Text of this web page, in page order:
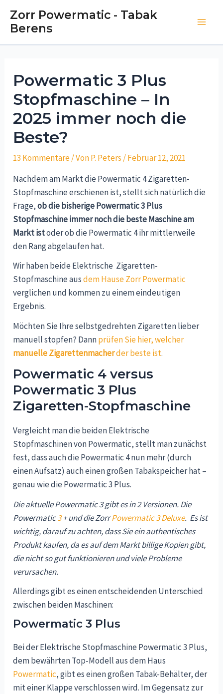
Zorr Powermatic - Tabak
Berens
Powermatic 3 Plus
Stopfmaschine – In
2025 immer noch die
Beste?
13 Kommentare/ VonP. Peters /Februar 12, 2021
Nachdem am Markt die Powermatic 4 Zigaretten-
Stopfmaschine erschienen ist, stellt sich natürlich die
Frage,ob die bisherige Powermatic 3 Plus
Stopfmaschine immer noch die beste Maschine am
Markt istoder ob die Powermatic 4 ihr mittlerweile
den Rang abgelaufen hat.
Wir haben beide Elektrische Zigaretten-
Stopfmaschine ausdem Hause Zorr Powermatic
verglichen und kommen zu einem eindeutigen
Ergebnis.
Möchten Sie Ihre selbstgedrehten Zigaretten lieber
manuell stopfen? Dannprüfen Sie hier, welcher
manuelle Zigarettenmacherder beste ist.
Powermatic 4 versus
Powermatic 3 Plus
Zigaretten-Stopfmaschine
Vergleicht man die beiden Elektrische
Stopfmaschinen von Powermatic, stellt man zunächst
fest, dass auch die Powermatic 4 nun mehr (durch
einen Aufsatz) auch einen großen Tabakspeicher hat –
genau wie die Powermatic 3 Plus.
Die aktuelle Powermatic 3 gibt es in 2 Versionen. Die
Powermatic3+ und die ZorrPowermatic 3 Deluxe. Es ist
wichtig, darauf zu achten, dass Sie ein authentisches
Produkt kaufen, da es auf dem Markt billige Kopien gibt,
die nicht so gut funktionieren und viele Probleme
verursachen.
Allerdings gibt es einen entscheidenden Unterschied
zwischen beiden Maschinen:
Powermatic 3 Plus
Bei der Elektrische Stopfmaschine Powermatic 3 Plus,
dem bewährten Top-Modell aus dem Haus
Powermatic, gibt es einen großen Tabak-Behälter, der
mit einer Klappe verschlossen wird. Im Gegensatz zur